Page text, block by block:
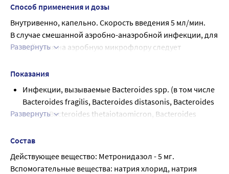
Способ применения и дозы
Внутривенно, капельно. Скорость введения 5 мл/мин.
В случае смешанной аэробно-анаэробной инфекции, для
воздействия на аэробную микрофлору следует
парентеральные антибактериальные препараты, однако
не следует смешивать их при введении с препаратом
Метронидазол.
Внутривенное введение метронидазола показано при
тяжелом течении инфекций, а также при отсутствии
осуществляют переход на прием метронидазола внутрь в
соответствующей лекарственной форме.
Лечение инфекций, вызванных анаэробными
Развернуть
Показания
Инфекции, вызываемые Bacteroides spp. (в том числе
Bacteroides fragilis, Bacteroides distasonis, Bacteroides
ovatus, Bacteroides thetaiotaomicron, Bacteroides
центральной нервной системы (ЦНС), в том числе
менингит, абсцесс мозга, бактериальный эндокардит,
пневмония, эмпиема и абсцесс легких, сепсис;
Развернуть
Состав
Действующее вещество: Метронидазол - 5 мг.
Вспомогательные вещества: натрия хлорид, натрия